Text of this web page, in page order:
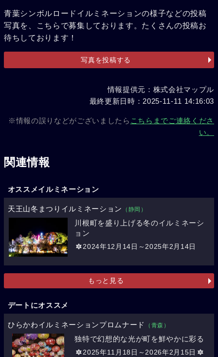
青葉シンボルロードイルミネーションの様子などの投稿
写真を、こちらで募集しております。たくさんの投稿お
待ちしております！
写真を投稿する
情報提供元：株式会社マップル
最終更新日時：2025-11-11 14:16:03
※情報の誤りなどがございましたら こちらまでご連絡くださ
い。
関連情報
オススメイルミネーション
天王山冬まつりイルミネーション （静岡）
川根町を盛り上げる冬のイルミネーシ
ョン
2024年12月14日～2025年2月14日
もっと見る
デートにオススメ
ひらかわイルミネーションプロムナード （青森）
独特で幻想的な光が町を鮮やかに彩る
2025年11月18日～2026年2月15日